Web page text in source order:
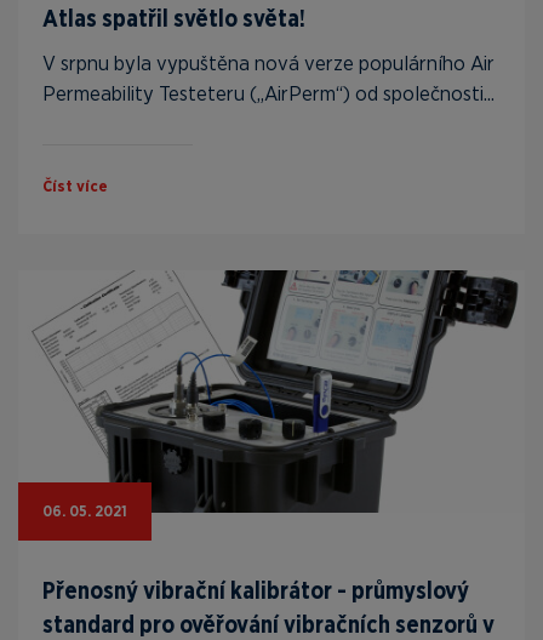
Atlas spatřil světlo světa!
V srpnu byla vypuštěna nová verze populárního Air
Permeability Testeteru („AirPerm“) od společnosti...
Číst více
06. 05. 2021
Přenosný vibrační kalibrátor - průmyslový
standard pro ověřování vibračních senzorů v